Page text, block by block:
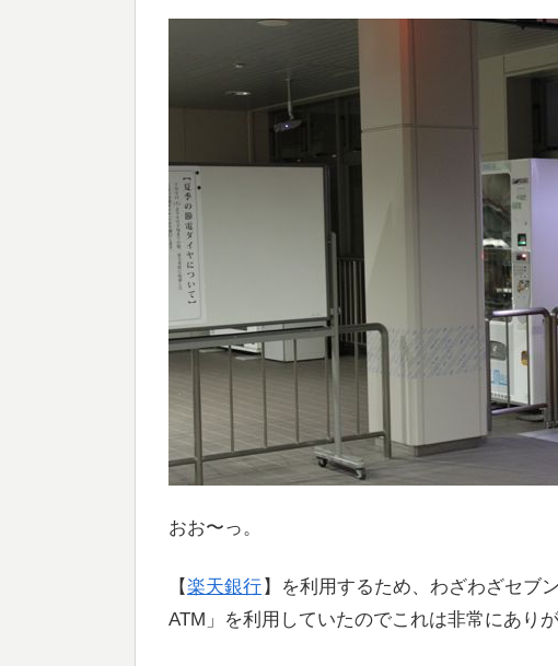
おお〜っ。
【楽天銀行 】を利用するため、わざわざセブ
ATM」を利用していたのでこれは非常にありが